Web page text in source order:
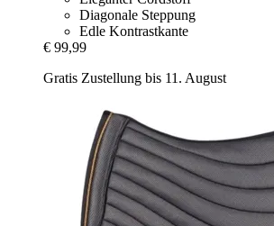
Diagonale Steppung
Edle Kontrastkante
€ 99,99
Gratis Zustellung bis 11. August